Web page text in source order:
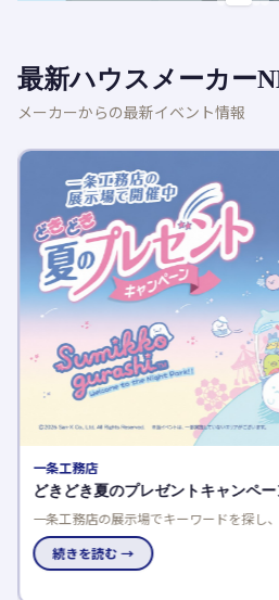
最新ハウスメーカー
メーカーからの最新イベント情報
一条工務店
どきどき夏のプレゼントキャンペー
一条工務店の展示場でキーワードを探し
よう！応募は一人一回限り、当選発表は
けで。続きを読む →